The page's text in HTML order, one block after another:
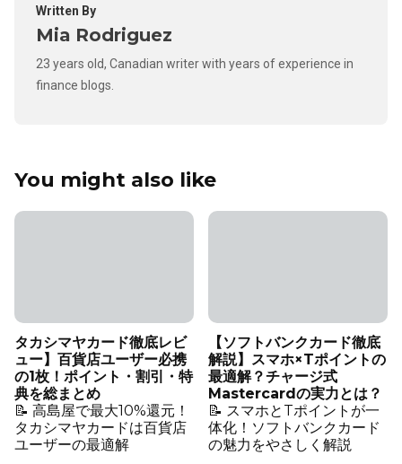
Written By
Mia Rodriguez
23 years old, Canadian writer with years of experience in
finance blogs.
You might also like
タカシマヤカード徹底レビ
ュー】百貨店ユーザー必携
の1枚！ポイント・割引・特
典を総まとめ
📝 高島屋で最大10%還元！
タカシマヤカードは百貨店
ユーザーの最適解
【ソフトバンクカード徹底
解説】スマホ×Tポイントの
最適解？チャージ式
Mastercardの実力とは？
📝 スマホとTポイントが一
体化！ソフトバンクカード
の魅力をやさしく解説